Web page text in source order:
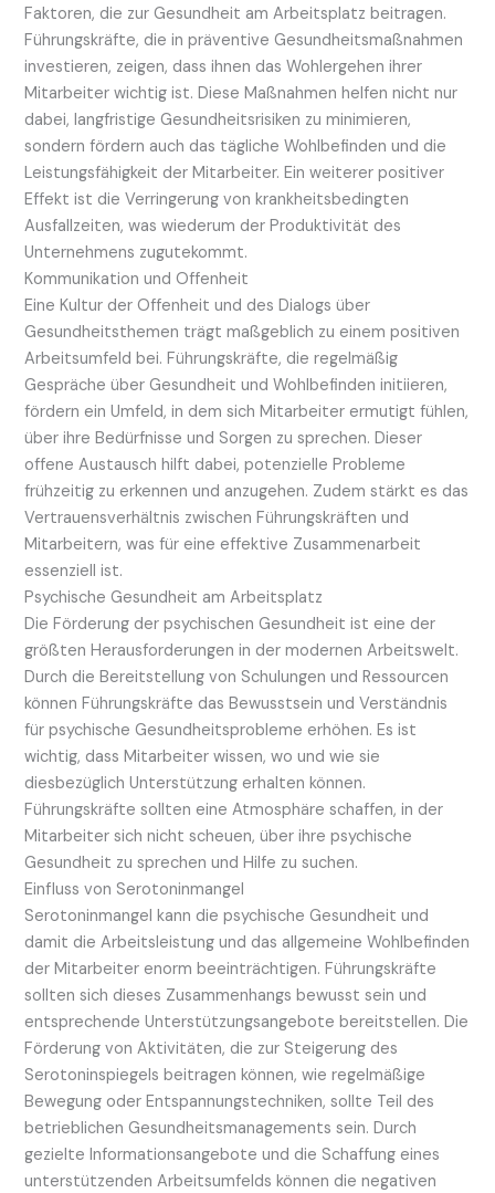
Faktoren, die zur Gesundheit am Arbeitsplatz beitragen.
Führungskräfte, die in präventive Gesundheitsmaßnahmen
investieren, zeigen, dass ihnen das Wohlergehen ihrer
Mitarbeiter wichtig ist. Diese Maßnahmen helfen nicht nur
dabei, langfristige Gesundheitsrisiken zu minimieren,
sondern fördern auch das tägliche Wohlbefinden und die
Leistungsfähigkeit der Mitarbeiter. Ein weiterer positiver
Effekt ist die Verringerung von krankheitsbedingten
Ausfallzeiten, was wiederum der Produktivität des
Unternehmens zugutekommt.
Kommunikation und Offenheit
Eine Kultur der Offenheit und des Dialogs über
Gesundheitsthemen trägt maßgeblich zu einem positiven
Arbeitsumfeld bei. Führungskräfte, die regelmäßig
Gespräche über Gesundheit und Wohlbefinden initiieren,
fördern ein Umfeld, in dem sich Mitarbeiter ermutigt fühlen,
über ihre Bedürfnisse und Sorgen zu sprechen. Dieser
offene Austausch hilft dabei, potenzielle Probleme
frühzeitig zu erkennen und anzugehen. Zudem stärkt es das
Vertrauensverhältnis zwischen Führungskräften und
Mitarbeitern, was für eine effektive Zusammenarbeit
essenziell ist.
Psychische Gesundheit am Arbeitsplatz
Die Förderung der psychischen Gesundheit ist eine der
größten Herausforderungen in der modernen Arbeitswelt.
Durch die Bereitstellung von Schulungen und Ressourcen
können Führungskräfte das Bewusstsein und Verständnis
für psychische Gesundheitsprobleme erhöhen. Es ist
wichtig, dass Mitarbeiter wissen, wo und wie sie
diesbezüglich Unterstützung erhalten können.
Führungskräfte sollten eine Atmosphäre schaffen, in der
Mitarbeiter sich nicht scheuen, über ihre psychische
Gesundheit zu sprechen und Hilfe zu suchen.
Einfluss von Serotoninmangel
Serotoninmangel kann die psychische Gesundheit und
damit die Arbeitsleistung und das allgemeine Wohlbefinden
der Mitarbeiter enorm beeinträchtigen. Führungskräfte
sollten sich dieses Zusammenhangs bewusst sein und
entsprechende Unterstützungsangebote bereitstellen. Die
Förderung von Aktivitäten, die zur Steigerung des
Serotoninspiegels beitragen können, wie regelmäßige
Bewegung oder Entspannungstechniken, sollte Teil des
betrieblichen Gesundheitsmanagements sein. Durch
gezielte Informationsangebote und die Schaffung eines
unterstützenden Arbeitsumfelds können die negativen